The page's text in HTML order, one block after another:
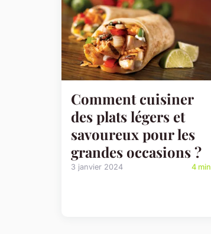
Comment cuisiner
des plats légers et
savoureux pour les
grandes occasions ?
3 janvier 2024 4 min